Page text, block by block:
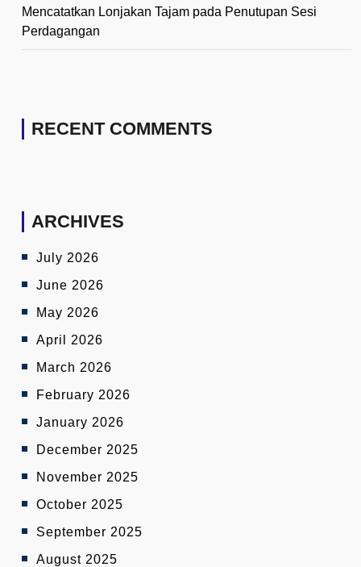
Mencatatkan Lonjakan Tajam pada Penutupan Sesi
Perdagangan
RECENT COMMENTS
ARCHIVES
July 2026
June 2026
May 2026
April 2026
March 2026
February 2026
January 2026
December 2025
November 2025
October 2025
September 2025
August 2025